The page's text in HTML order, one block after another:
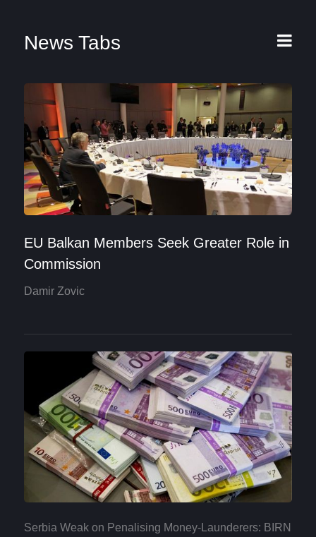
News Tabs
EU Balkan Members Seek Greater Role in
Commission
Damir Zovic
Serbia Weak on Penalising Money-Launderers: BIRN